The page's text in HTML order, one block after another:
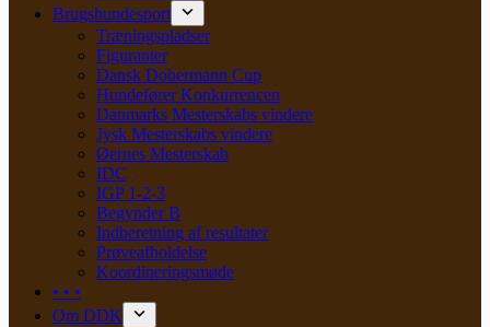
Brugshundesport
Træningspladser
Figuranter
Dansk Dobermann Cup
Hundefører Konkurrencen
Danmarks Mesterskabs vindere
Jysk Mesterskabs vindere
Øernes Mesterskab
IDC
IGP 1-2-3
Begynder B
Indberetning af resultater
Prøveafholdelse
Koordineringsmøde
• • •
Om DDK